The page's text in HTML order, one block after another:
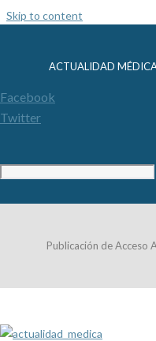
Skip to content
ACTUALIDAD
Facebook
Twitter
Publicación de Acceso